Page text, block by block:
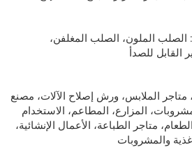
الصلب المغلفن،
ورش إصلاح الآلات، مصنع
المطاعم، الاستخدام
الأعمال الإنشائية،